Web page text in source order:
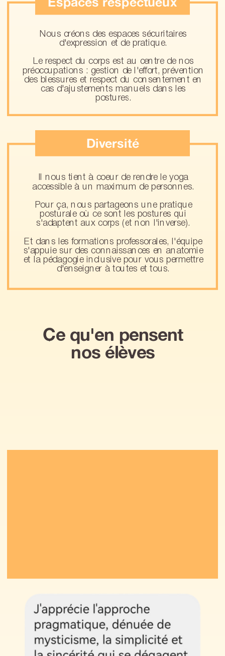
Nous créons des espaces sécuritaires
d'expression et de pratique.
Le respect du corps est au centre de nos
préoccupations : gestion de l'effort, prévention
des blessures et respect du consentement en
cas d'ajustements manuels dans les
postures.
Diversité
Il nous tient à coeur de rendre le yoga
accessible à un maximum de personnes.
Pour ça, nous partageons une pratique
posturale où ce sont les postures qui
s'adaptent aux corps (et non l'inverse).
Et dans les formations professorales, l'équipe
s'appuie sur des connaissances en anatomie
et la pédagogie inclusive pour vous permettre
d'enseigner à toutes et tous.
Ce qu'en pensent
nos élèves